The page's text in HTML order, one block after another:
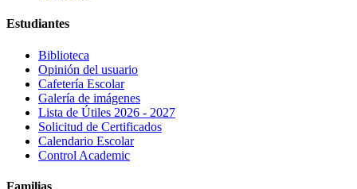
Estudiantes
Biblioteca
Opinión del usuario
Cafetería Escolar
Galería de imágenes
Lista de Útiles 2026 - 2027
Solicitud de Certificados
Calendario Escolar
Control Academic
Familias